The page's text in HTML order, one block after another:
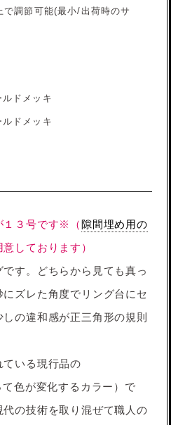
で調節可能(最小/出荷時のサ
ドメッキ
ドメッキ
１３号です※（ 隙間埋め用の
しております）
す。どちらから見ても真っ
ズレた角度でリング台にセ
の違和感が正三角形の規則
ている現行品の
色が変化するカラー）で
の技術を取り混ぜて職人の